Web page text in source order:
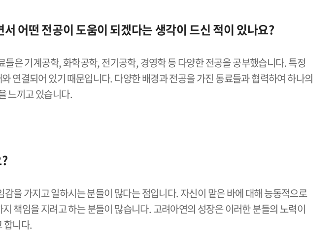
어떤 전공이 도움이 되겠다는 생각이 드신 적이 있나요?
은 기계공학, 화학공학, 전기공학, 경영학 등 다양한 전공을 공부했습니다. 특정
연결되어 있기 때문입니다. 다양한 배경과 전공을 가진 동료들과 협력하여 하나의
느끼고 있습니다.
을 가지고 일하시는 분들이 많다는 점입니다. 자신이 맡은 바에 대해 능동적으로
책임을 지려고 하는 분들이 많습니다. 고려아연의 성장은 이러한 분들의 노력이
합니다.